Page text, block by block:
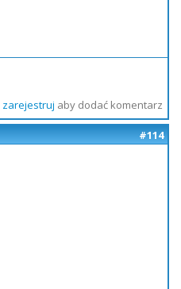
zarejestruj aby dodać komentarz
#114